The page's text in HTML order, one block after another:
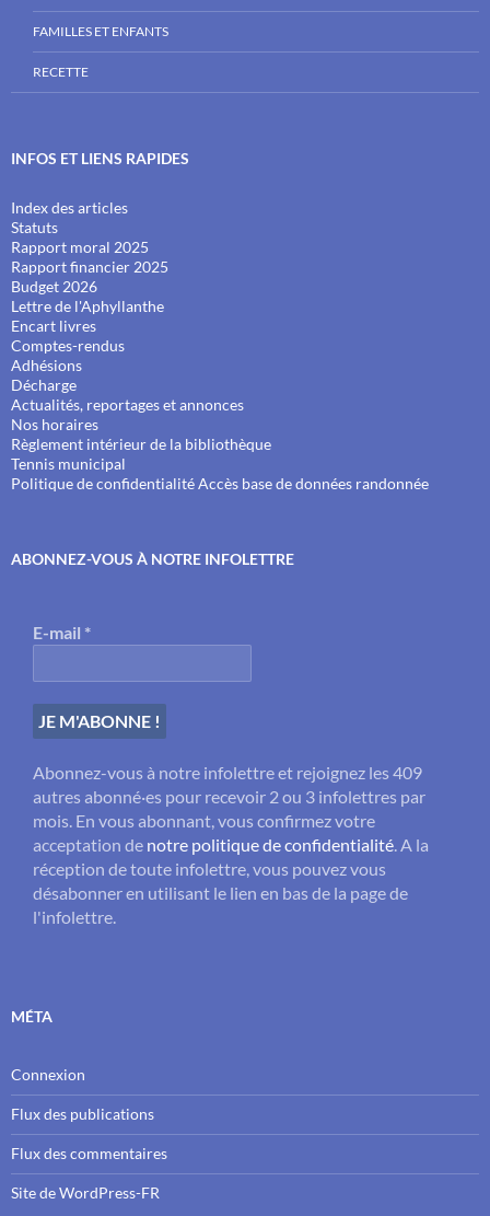
FAMILLES ET ENFANTS
RECETTE
INFOS ET LIENS RAPIDES
Index des articles
Statuts
Rapport moral 2025
Rapport financier 2025
Budget 2026
Lettre de l'Aphyllanthe
Encart livres
Comptes-rendus
Adhésions
Décharge
Actualités, reportages et annonces
Nos horaires
Règlement intérieur de la bibliothèque
Tennis municipal
Politique de confidentialitéAccès base de données randonnée
ABONNEZ-VOUS À NOTRE INFOLETTRE
E-mail *
Abonnez-vous à notre infolettre et rejoignez les 409
autres abonné·es pour recevoir 2 ou 3 infolettres par
mois. En vous abonnant, vous confirmez votre
acceptation de notre politique de confidentialité . A la
réception de toute infolettre, vous pouvez vous
désabonner en utilisant le lien en bas de la page de
l'infolettre.
MÉTA
Connexion
Flux des publications
Flux des commentaires
Site de WordPress-FR